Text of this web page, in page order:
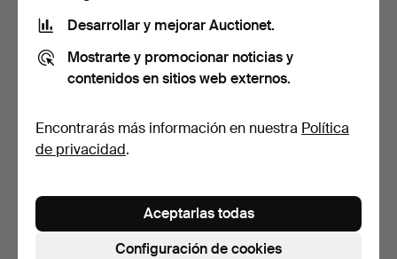
finales del…
par de "NV-53", Ni…
Subastado 10 nov 2019
37 pujas
Desarrollar y mejorar Auctionet.
Mostrarte y promocionar noticias y
contenidos en sitios web externos.
Encontrarás más información en nuestra Política
de privacidad.
Configuración de cookies
Aceptarlas todas